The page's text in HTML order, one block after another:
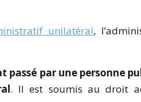
unilatéral,
passé par une personne
. Il est soumis au droit